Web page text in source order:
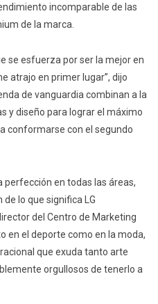
incomparable de las
de la marca.
se esfuerza por ser la mejor en
atrajo en primer lugar”, dijo
de vanguardia combinan a la
y diseño para lograr el máximo
conformarse con el segundo
perfección en todas las áreas,
de lo que significa LG
del Centro de Marketing
en el deporte como en la moda,
que exuda tanto arte
orgullosos de tenerlo a